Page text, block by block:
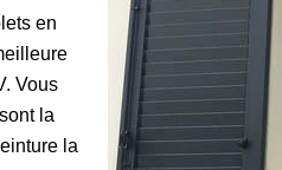
en
Vous
la
la